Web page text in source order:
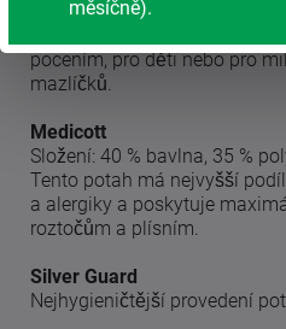
Složení: 44 % lyocell, 33 %
pocením, pro děti nebo pro
mazlíčků.
Medicott
Složení: 40 % bavlna, 35 %
Tento potah má nejvyšší
a alergiky a poskytuje
roztočům a plísním.
Silver Guard
Nejhygieničtější provedení
měsíčně).